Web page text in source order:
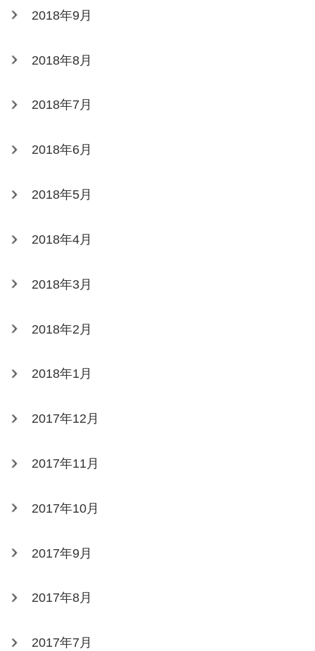
2018年9月
2018年8月
2018年7月
2018年6月
2018年5月
2018年4月
2018年3月
2018年2月
2018年1月
2017年12月
2017年11月
2017年10月
2017年9月
2017年8月
2017年7月